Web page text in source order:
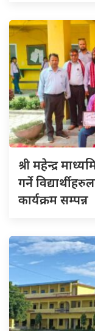
श्रीमहेन्द्र
गर्ने
कार्यक्रम सम्पन्न